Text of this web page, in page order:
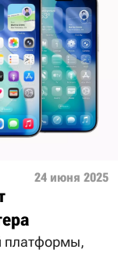
24 июня 2025
платформы,